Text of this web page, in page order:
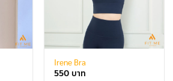
Irene Bra
550